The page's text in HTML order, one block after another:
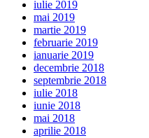
iulie 2019
mai 2019
martie 2019
februarie 2019
ianuarie 2019
decembrie 2018
septembrie 2018
iulie 2018
iunie 2018
mai 2018
aprilie 2018